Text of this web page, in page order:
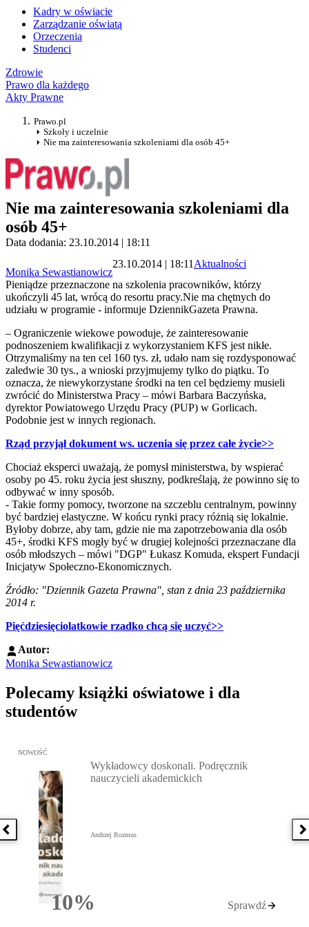
Kadry w oświacie
Zarządzanie oświatą
Orzeczenia
Studenci
Zdrowie
Prawo dla każdego
Akty Prawne
Prawo.pl
Szkoły i uczelnie
Nie ma zainteresowania szkoleniami dla osób 45+
Nie ma zainteresowania szkoleniami dla
osób 45+
Data dodania: 23.10.2014 | 18:11
Monika Sewastianowicz
23.10.2014 | 18:11 Aktualności
Pieniądze przeznaczone na szkolenia pracowników, którzy
ukończyli 45 lat, wrócą do resortu pracy.Nie ma chętnych do
udziału w programie - informuje DziennikGazeta Prawna.
– Ograniczenie wiekowe powoduje, że zainteresowanie
podnoszeniem kwalifikacji z wykorzystaniem KFS jest nikłe.
Otrzymaliśmy na ten cel 160 tys. zł, udało nam się rozdysponować
zaledwie 30 tys., a wnioski przyjmujemy tylko do piątku. To
oznacza, że niewykorzystane środki na ten cel będziemy musieli
zwrócić do Ministerstwa Pracy – mówi Barbara Baczyńska,
dyrektor Powiatowego Urzędu Pracy (PUP) w Gorlicach.
Podobnie jest w innych regionach.
Rząd przyjął dokument ws. uczenia się przez całe życie>>
Chociaż eksperci uważają, że pomysł ministerstwa, by wspierać
osoby po 45. roku życia jest słuszny, podkreślają, że powinno się to
odbywać w inny sposób.
- Takie formy pomocy, tworzone na szczeblu centralnym, powinny
być bardziej elastyczne. W końcu rynki pracy różnią się lokalnie.
Byłoby dobrze, aby tam, gdzie nie ma zapotrzebowania dla osób
45+, środki KFS mogły być w drugiej kolejności przeznaczane dla
osób młodszych – mówi "DGP" Łukasz Komuda, ekspert Fundacji
Inicjatyw Społeczno-Ekonomicznych.
Źródło: "Dziennik Gazeta Prawna", stan z dnia 23 października
2014 r.
Pięćdziesięciolatkowie rzadko chcą się uczyć>>
Autor:
Monika Sewastianowicz
Polecamy książki oświatowe i dla
studentów
Poprzednia książka
Przejdź do: Wykładowcy doskonali. Podręcznik nauczycieli
NOWOŚĆ
10%Rabatu
Wykładowcy doskonali. Podręcznik
nauczycieli akademickich
Andrzej Rozmus
Sprawdź